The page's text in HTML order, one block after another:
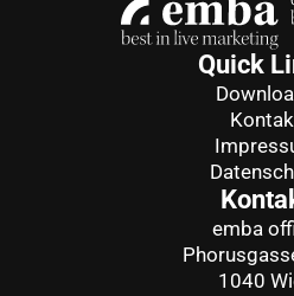
Quick
emba
1040